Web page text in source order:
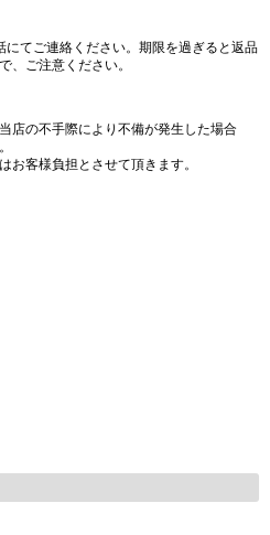
てご連絡ください。期限を過ぎると返品
、ご注意ください。
店の不手際により不備が発生した場合
客様負担とさせて頂きます。